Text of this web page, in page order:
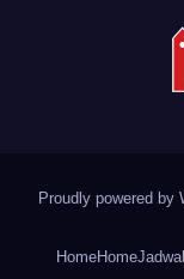
Proudly powered by
HomeHome